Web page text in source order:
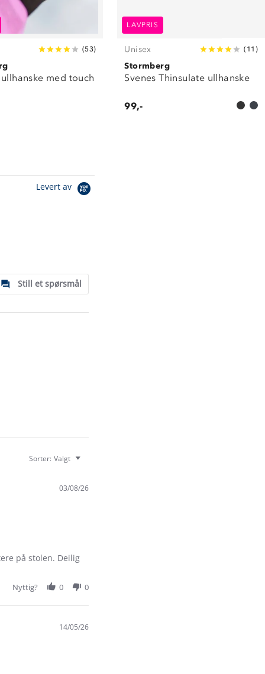
(53)
med touch
LAVPRIS
Unisex ( 11 )
Stormberg
Svenes Thinsulate ullhanske
99,-
Levert av
Still et spørsmål
Sorter: Valgt
03/08/26
på stolen. Deilig
Nyttig? 0 0
14/05/26